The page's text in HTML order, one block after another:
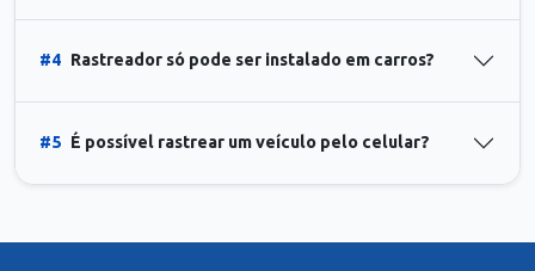
#4 Rastreador só pode ser instalado em carros?
#5 É possível rastrear um veículo pelo celular?